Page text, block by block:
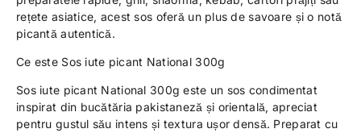
rețete asiatice, acest sos oferă un plus de savoare și o notă
picantă autentică.
Ce este Sos iute picant National 300g
Sos iute picant National 300g este un sos condimentat
inspirat din bucătăria pakistaneză și orientală, apreciat
pentru gustul său intens și textura ușor densă. Preparat cu